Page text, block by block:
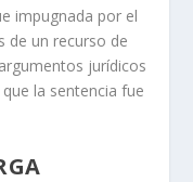
impugnada por el
de un recurso de
jurídicos
la sentencia fue